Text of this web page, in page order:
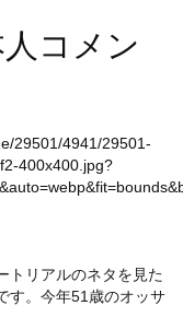
コメン
29501/4941/29501-
400x400.jpg?
トリアルのネタを見た
す。今年51歳のオッサ